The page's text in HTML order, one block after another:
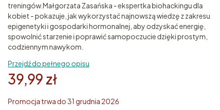
treningów.Małgorzata Zasańska - ekspertka biohackingu dla
kobiet - pokazuje, jak wykorzystać najnowszą wiedzę z zakresu
epigenetyki i gospodarki hormonalnej, aby odzyskać energię,
spowolnić starzenie i poprawić samopoczucie dzięki prostym,
codziennym nawykom.
Przejdź do pełnego opisu
39,99 zł
Promocja trwa do 31 grudnia 2026